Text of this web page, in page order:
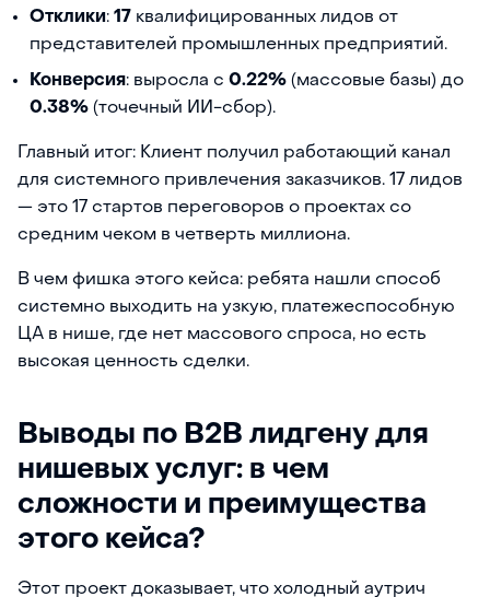
Отклики:17 квалифицированных лидов от
представителей промышленных предприятий.
Конверсия: выросла с 0.22% (массовые базы) до
0.38%(точечный ИИ-сбор).
Главный итог: Клиент получил работающий канал
для системного привлечения заказчиков. 17 лидов
— это 17 стартов переговоров о проектах со
средним чеком в четверть миллиона.
В чем фишка этого кейса: ребята нашли способ
системно выходить на узкую, платежеспособную
ЦА в нише, где нет массового спроса, но есть
высокая ценность сделки.
Выводы по B2B лидгену для
нишевых услуг: в чем
сложности и преимущества
этого кейса?
Этот проект доказывает, что холодный аутрич